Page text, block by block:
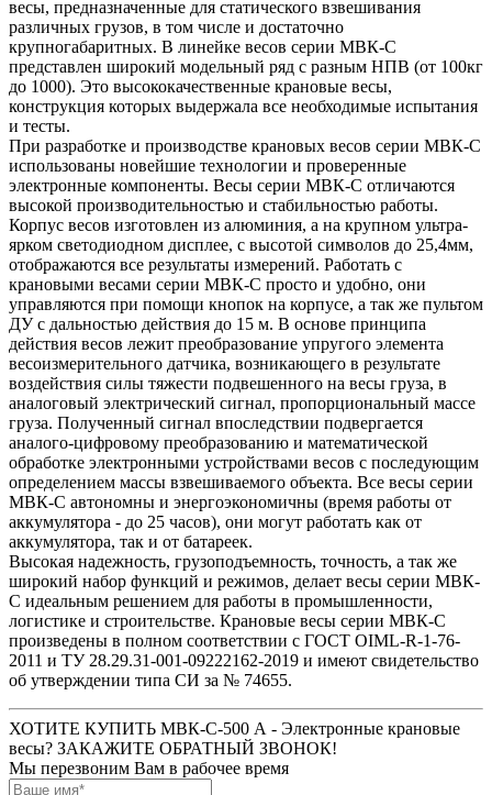
весы, предназначенные для статического взвешивания
различных грузов, в том числе и достаточно
крупногабаритных. В линейке весов серии МВК-С
представлен широкий модельный ряд с разным НПВ (от 100кг
до 1000). Это высококачественные крановые весы,
конструкция которых выдержала все необходимые испытания
и тесты.
При разработке и производстве крановых весов серии МВК-С
использованы новейшие технологии и проверенные
электронные компоненты. Весы серии МВК-С отличаются
высокой производительностью и стабильностью работы.
Корпус весов изготовлен из алюминия, а на крупном ультра-
ярком светодиодном дисплее, с высотой символов до 25,4мм,
отображаются все результаты измерений. Работать с
крановыми весами серии МВК-С просто и удобно, они
управляются при помощи кнопок на корпусе, а так же пультом
ДУ с дальностью действия до 15 м. В основе принципа
действия весов лежит преобразование упругого элемента
весоизмерительного датчика, возникающего в результате
воздействия силы тяжести подвешенного на весы груза, в
аналоговый электрический сигнал, пропорциональный массе
груза. Полученный сигнал впоследствии подвергается
аналого-цифровому преобразованию и математической
обработке электронными устройствами весов с последующим
определением массы взвешиваемого объекта. Все весы серии
МВК-С автономны и энергоэкономичны (время работы от
аккумулятора - до 25 часов), они могут работать как от
аккумулятора, так и от батареек.
Высокая надежность, грузоподъемность, точность, а так же
широкий набор функций и режимов, делает весы серии МВК-
С идеальным решением для работы в промышленности,
логистике и строительстве. Крановые весы серии МВК-С
произведены в полном соответствии с ГОСТ OIML-R-1-76-
2011 и ТУ 28.29.31-001-09222162-2019 и имеют свидетельство
об утверждении типа СИ за № 74655.
ХОТИТЕ КУПИТЬ МВК-С-500 А - Электронные крановые
весы? ЗАКАЖИТЕ ОБРАТНЫЙ ЗВОНОК!
Мы перезвоним Вам в рабочее время